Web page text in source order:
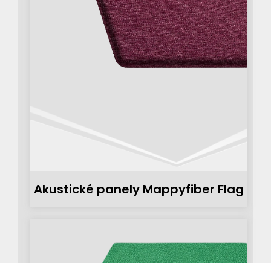
Akustické panely Mappyfiber Flag